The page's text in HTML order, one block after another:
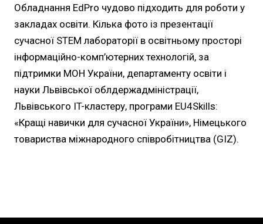
Обладнання EdPro чудово підходить для роботи у
закладах освіти. Кілька фото із презентації
сучасної STEM лабораторії в освітньому просторі
інформаційно-комп’ютерних технологій, за
підтримки МОН України, департаменту освіти і
науки Львівської облдержадміністрації,
Львівського IT-кластеру, програми EU4Skills:
«Кращі навички для сучасної України», Німецького
товариства міжнародного співробітництва (GIZ).